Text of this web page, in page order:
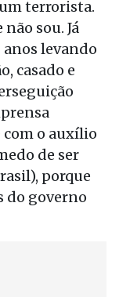
terrorista.
sou. Já
anos levando
casado e
com o auxílio
de ser
porque
do governo